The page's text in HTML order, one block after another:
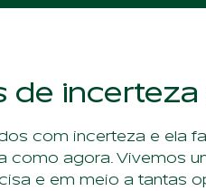
com incerteza e ela
como agora. Vivemos
e em meio a tantas